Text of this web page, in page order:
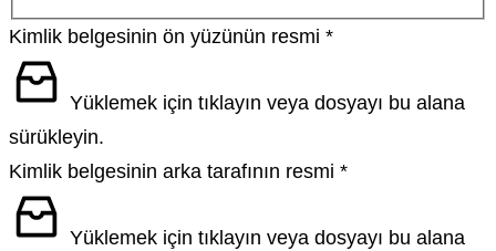
Kimlik belgesinin ön yüzünün resmi *
Yüklemek için tıklayın veya dosyayı bu alana
sürükleyin.
Kimlik belgesinin arka tarafının resmi *
Yüklemek için tıklayın veya dosyayı bu alana